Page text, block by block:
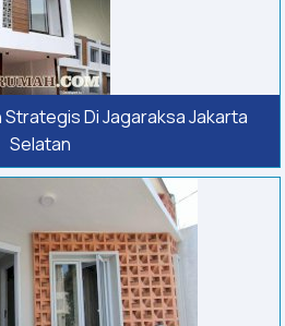
Strategis Di Jagaraksa Jakarta
Selatan